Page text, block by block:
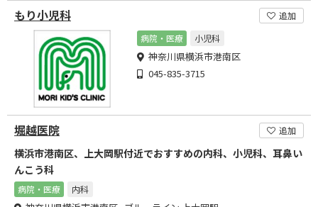
もり小児科
追加
病院・医療
小児科
神奈川県横浜市港南区
045-835-3715
堀越医院 追加
横浜市港南区、上大岡駅付近でおすすめの内科、小児科、耳鼻い
んこう科
病院・医療 内科